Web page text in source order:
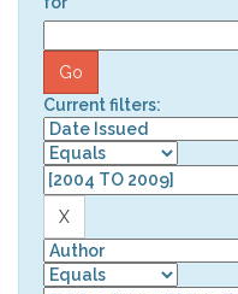
Current filters: